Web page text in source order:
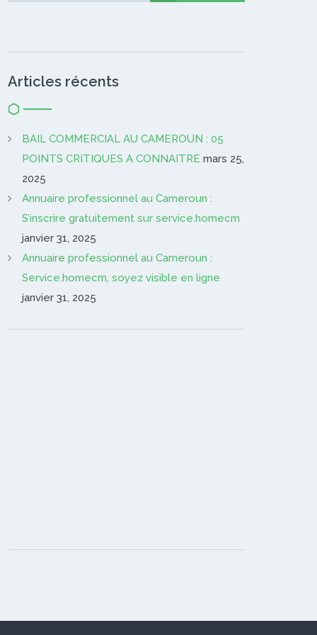
Articles récents
BAIL COMMERCIAL AU CAMEROUN : 05
POINTS CRITIQUES A CONNAITRE mars 25,
2025
Annuaire professionnel au Cameroun :
S’inscrire gratuitement sur service.homecm
janvier 31, 2025
Annuaire professionnel au Cameroun :
Service.homecm, soyez visible en ligne
janvier 31, 2025